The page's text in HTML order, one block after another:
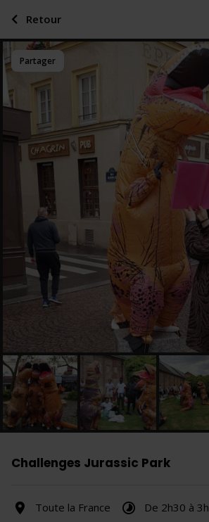
Partager
Challenges Jurassic Park
Toute la France
De 2h30 à 3h
Retour